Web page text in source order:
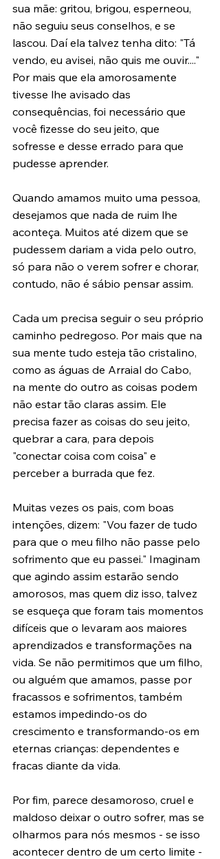
sua mãe: gritou, brigou, esperneou,
não seguiu seus conselhos, e se
lascou. Daí ela talvez tenha dito: "Tá
vendo, eu avisei, não quis me ouvir...."
Por mais que ela amorosamente
tivesse lhe avisado das
consequências, foi necessário que
você fizesse do seu jeito, que
sofresse e desse errado para que
pudesse aprender.
Quando amamos muito uma pessoa,
desejamos que nada de ruim lhe
aconteça. Muitos até dizem que se
pudessem dariam a vida pelo outro,
só para não o verem sofrer e chorar,
contudo, não é sábio pensar assim.
Cada um precisa seguir o seu próprio
caminho pedregoso. Por mais que na
sua mente tudo esteja tão cristalino,
como as águas de Arraial do Cabo,
na mente do outro as coisas podem
não estar tão claras assim. Ele
precisa fazer as coisas do seu jeito,
quebrar a cara, para depois
"conectar coisa com coisa" e
perceber a burrada que fez.
Muitas vezes os pais, com boas
intenções, dizem: "Vou fazer de tudo
para que o meu filho não passe pelo
sofrimento que eu passei." Imaginam
que agindo assim estarão sendo
amorosos, mas quem diz isso, talvez
se esqueça que foram tais momentos
difíceis que o levaram aos maiores
aprendizados e transformações na
vida. Se não permitimos que um filho,
ou alguém que amamos, passe por
fracassos e sofrimentos, também
estamos impedindo-os do
crescimento e transformando-os em
eternas crianças: dependentes e
fracas diante da vida.
Por fim, parece desamoroso, cruel e
maldoso deixar o outro sofrer, mas se
olharmos para nós mesmos - se isso
acontecer dentro de um certo limite -